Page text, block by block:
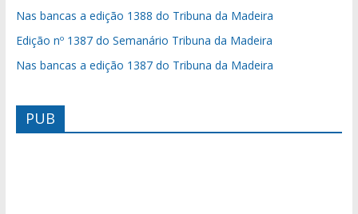
Nas bancas a edição 1388 do Tribuna da Madeira
Edição nº 1387 do Semanário Tribuna da Madeira
Nas bancas a edição 1387 do Tribuna da Madeira
PUB